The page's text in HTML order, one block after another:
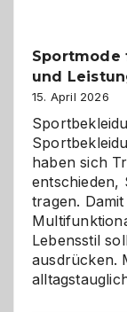
Sportmode
und
15. April 2026
haben sich
entschieden,
tragen.
Lebensstil
ausdrücken.